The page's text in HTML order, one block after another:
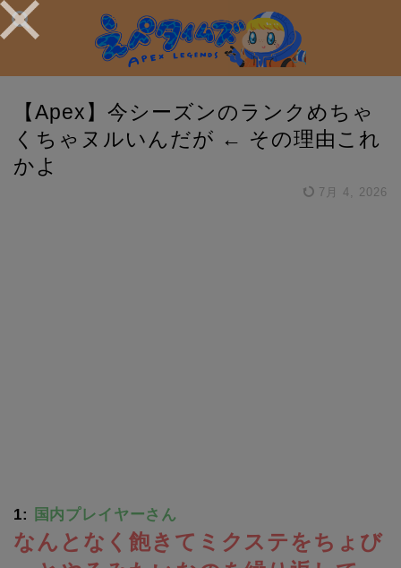
【Apex】今シーズンのランクめちゃ
くちゃヌルいんだが ← その理由これ
かよ
7月 4, 2026
1: 国内プレイヤーさん
なんとなく飽きてミクステをちょび